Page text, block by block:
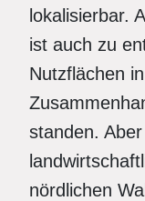
lokalisierbar.
ist auch zu
Nutzflächen
standen.
nördlichen